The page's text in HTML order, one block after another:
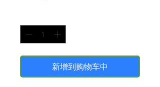
新增到购物车中